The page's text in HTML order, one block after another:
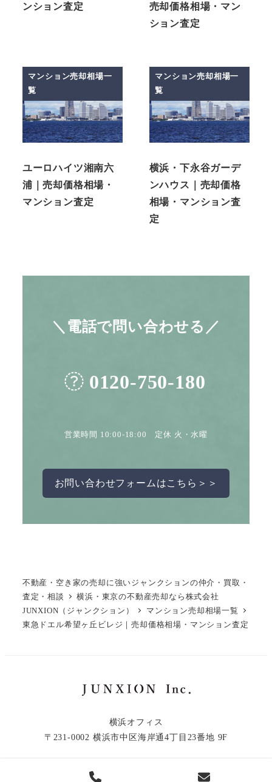
ンション査定
売却価格相場・マン
ション査定
マンション売却相場一
覧
ユーロハイツ湘南六
浦｜売却価格相場・
マンション査定
マンション売却相場一
覧
横浜・下永谷ガーデ
ンハウス｜売却価格
相場・マンション査
定
＼電話で問い合わせる／
0120-750-180
営業時間 10:00-18:00 定休 火・水曜
お問い合わせフォームはこちら＞＞
不動産・空き家の売却に強いジャンクションの仲介・買取・
査定・相談
横浜・東京の不動産売却なら株式会社
JUNXION（ジャンクション）
マンション売却相場一覧
東急ドエル希望ヶ丘ビレジ｜売却価格相場・マンション査定
横浜オフィス
〒231-0002 横浜市中区海岸通4丁目23番地 9F